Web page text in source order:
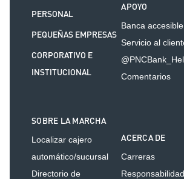
PERSONAL
PEQUEÑAS EMPRESAS
CORPORATIVO E
INSTITUCIONAL
APOYO
Banca accesible
Servicio al
Comentarios
SOBRE LA MARCHA
Localizar cajero
automático/sucursal
Directorio de
ACERCA DE
Carreras
Responsabilidad